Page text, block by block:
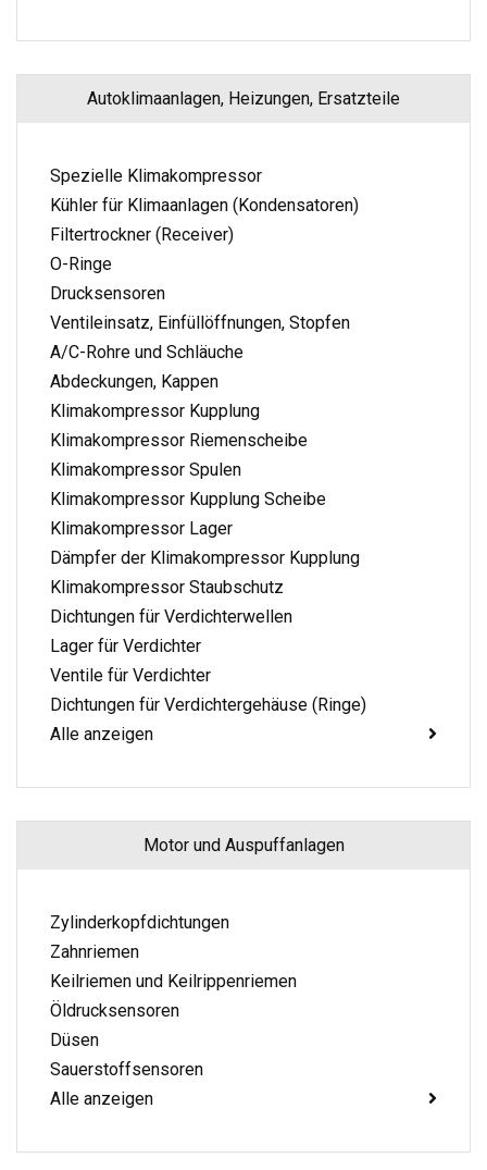
Autoklimaanlagen, Heizungen, Ersatzteile
Spezielle Klimakompressor
Kühler für Klimaanlagen (Kondensatoren)
Filtertrockner (Receiver)
O-Ringe
Drucksensoren
Ventileinsatz, Einfüllöffnungen, Stopfen
A/C-Rohre und Schläuche
Abdeckungen, Kappen
Klimakompressor Kupplung
Klimakompressor Riemenscheibe
Klimakompressor Spulen
Klimakompressor Kupplung Scheibe
Klimakompressor Lager
Dämpfer der Klimakompressor Kupplung
Klimakompressor Staubschutz
Dichtungen für Verdichterwellen
Lager für Verdichter
Ventile für Verdichter
Dichtungen für Verdichtergehäuse (Ringe)
Alle anzeigen
Motor und Auspuffanlagen
Zylinderkopfdichtungen
Zahnriemen
Keilriemen und Keilrippenriemen
Öldrucksensoren
Düsen
Sauerstoffsensoren
Alle anzeigen